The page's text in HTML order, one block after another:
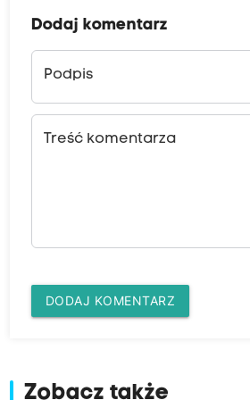
Dodaj komentarz
Podpis
Treść komentarza
DODAJ KOMENTARZ
Zobacz także